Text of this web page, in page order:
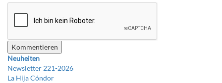
Neuheiten
Newsletter 221-2026
La Hija Cóndor